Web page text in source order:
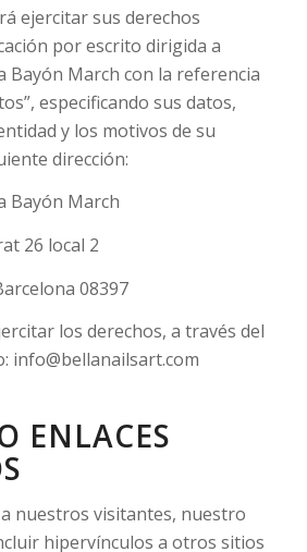
ejercitar sus derechos
por escrito dirigida a
Bayón March con la referencia
especificando sus datos,
y los motivos de su
dirección:
Bayón March
26 local 2
08397
los derechos, a través del
info@bellanailsart.com
ENLACES
nuestros visitantes, nuestro
hipervínculos a otros sitios